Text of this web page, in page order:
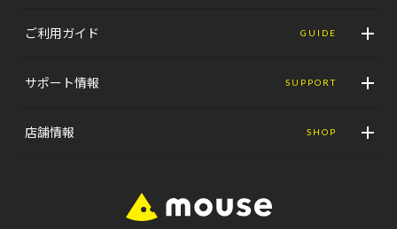
ご利用ガイド GUIDE
サポート情報 SUPPORT
店舗情報 SHOP